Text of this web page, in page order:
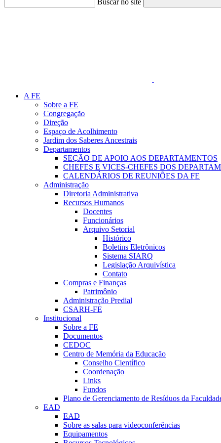
Buscar no site
A FE
Sobre a FE
Congregação
Direção
Espaço de Acolhimento
Jardim dos Saberes Ancestrais
Departamentos
SEÇÃO DE APOIO AOS DEPARTAMENTOS
CHEFES E VICES-CHEFES DOS
CALENDÁRIOS DE REUNIÕES DA FE
Administração
Diretoria Administrativa
Recursos Humanos
Docentes
Funcionários
Arquivo Setorial
Histórico
Boletins Eletrônicos
Sistema SIARQ
Legislação Arquivística
Contato
Compras e Finanças
Patrimônio
Administração Predial
CSARH-FE
Institucional
Sobre a FE
Documentos
CEDOC
Centro de Memória da Educação
Conselho Científico
Coordenação
Links
Fundos
Plano de Gerenciamento de Resíduos da
EAD
EAD
Sobre as salas para videoconferências
Equipamentos